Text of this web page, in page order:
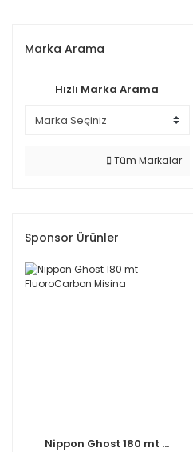
Marka Arama
Hızlı Marka Arama
Tüm Markalar
Sponsor Ürünler
Nippon Ghost 180 mt ...